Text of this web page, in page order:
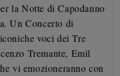
la Notte di Capodanno
Un Concerto di
voci dei Tre
Tremante, Emil
vi emozioneranno con